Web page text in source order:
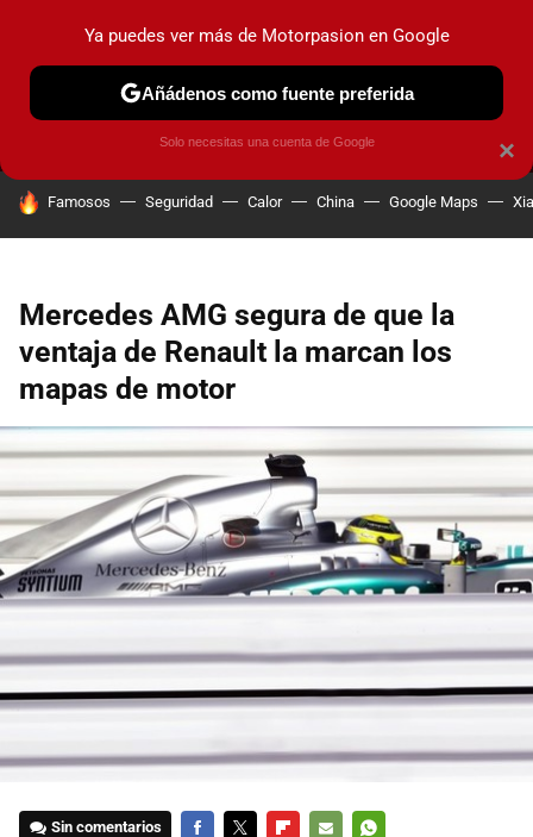
MENÚ NUEVO
COCHES ELÉCTRICOS OBSERVATORIO
HOY SE HABLA DE
Famosos Seguridad Calor China Google Maps
Mercedes AMG segura de que la
ventaja de Renault la marcan los
mapas de motor
Sin comentarios
×
Ya puedes ver más de Motorpasion en Google
Añádenos como fuente preferida
Solo necesitas una cuenta de Google